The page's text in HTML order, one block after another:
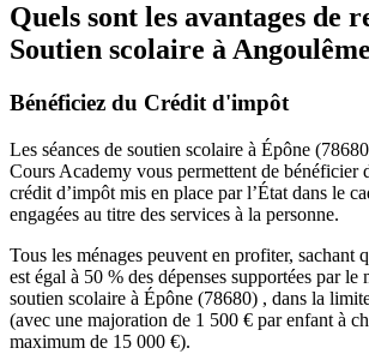
Quels sont les avantages de
Soutien scolaire à
Bénéficiez du Crédit d'impôt
Les séances de soutien scolaire à Épône
Cours Academy vous permettent de bénéficier
crédit d’impôt mis en place par l’État dans le
engagées au titre des services à la personne.
Tous les ménages peuvent en profiter, sachant
est égal à 50 % des dépenses supportées par le
soutien scolaire à Épône (78680) , dans la
(avec une majoration de 1 500 € par enfant à
maximum de 15 000 €).